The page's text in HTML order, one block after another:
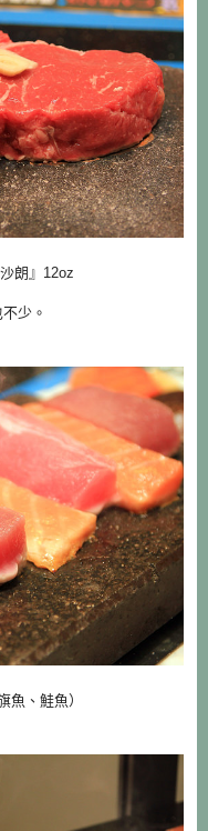
朗』12oz
少。
魚、鮭魚）